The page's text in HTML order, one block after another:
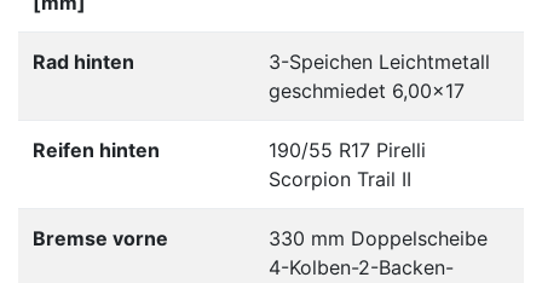
Rad hinten
3-Speichen Leichtmetall
geschmiedet 6,00x17
Reifen hinten
190/55 R17 Pirelli
Scorpion Trail II
Bremse vorne
330 mm Doppelscheibe
4-Kolben-2-Backen-